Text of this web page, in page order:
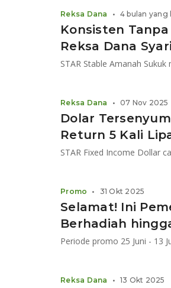
Konsisten
Reksa Dana
Reksa Dana • 4 bulan yang
Dolar
Return 5 Kali
Reksa Dana • 07 Nov 2025
Selamat! Ini
Berhadiah
Periode promo 25 Juni - 13
Promo • 31 Okt 2025
Reksa Dana • 13 Okt 2025